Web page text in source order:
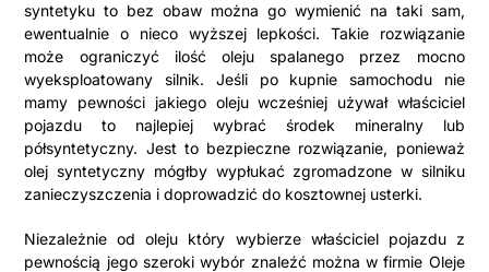
syntetyku to bez obaw można go wymienić na taki sam,
ewentualnie o nieco wyższej lepkości. Takie rozwiązanie
może ograniczyć ilość oleju spalanego przez mocno
wyeksploatowany silnik. Jeśli po kupnie samochodu nie
mamy pewności jakiego oleju wcześniej używał właściciel
pojazdu to najlepiej wybrać środek mineralny lub
półsyntetyczny. Jest to bezpieczne rozwiązanie, ponieważ
olej syntetyczny mógłby wypłukać zgromadzone w silniku
zanieczyszczenia i doprowadzić do kosztownej usterki.
Niezależnie od oleju który wybierze właściciel pojazdu z
pewnością jego szeroki wybór znaleźć można w firmie Oleje